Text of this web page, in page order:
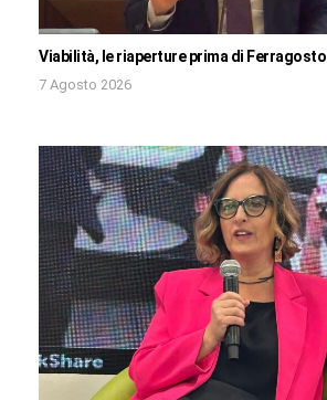
Viabilità, le riaperture prima di Ferragosto
7 Agosto 2026